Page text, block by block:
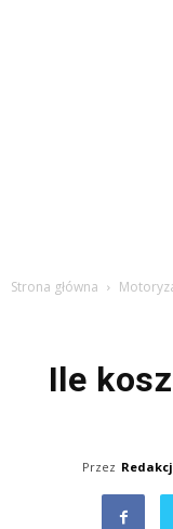
Strona główna
Ile
Przez